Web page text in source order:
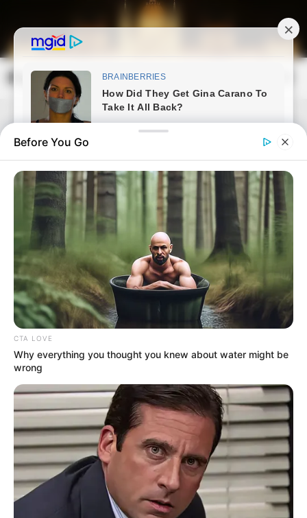
content
Magyarország Kincsei
Search
Before You Go
CTA LOVE
Why everything you thought you knew about water might be
wrong